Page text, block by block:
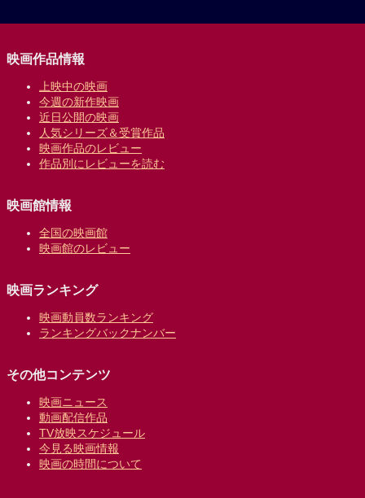
映画作品情報
上映中の映画
今週の新作映画
近日公開の映画
人気シリーズ＆受賞作品
映画作品のレビュー
作品別にレビューを読む
映画館情報
全国の映画館
映画館のレビュー
映画ランキング
映画動員数ランキング
ランキングバックナンバー
その他コンテンツ
映画ニュース
動画配信作品
TV放映スケジュール
今見る映画情報
映画の時間について